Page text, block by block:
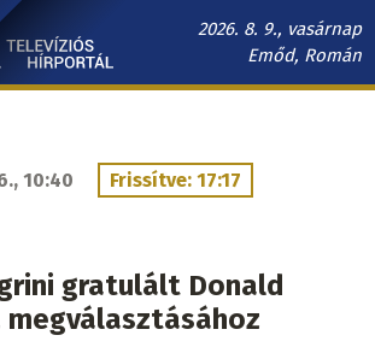
2026. 8. 9., vasárnap
Emőd, Román
10:40 Frissítve: 17:17
gratulált Donald
megválasztásához